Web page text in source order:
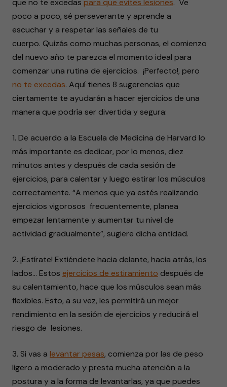
que no te excedas para que evites lesiones. Ve
poco a poco, sé perseverante y aprende a
escuchar y a respetar las señales de tu
cuerpo. Quizás como muchas personas, el comienzo
del nuevo año te parezca el momento ideal para
comenzar una rutina de ejercicios. ¡Perfecto!, pero
no te excedas. Aquí tienes 8 sugerencias que
ciertamente te ayudarán a hacer ejercicios de una
manera que podría ser divertida y segura:
1. De acuerdo a la Escuela de Medicina de Harvard lo
más importante es dedicar, por lo menos, diez
minutos antes y después de cada sesión de
ejercicios, para calentar y luego estirar los músculos
correctamente. “A menos que ya estés realizando
ejercicios vigorosos frecuentemente, planea
empezar lentamente y aumentar tu nivel de
actividad gradualmente”, sugiere dicha entidad.
2. ¡Estírate! Extiéndete hacia delante, hacia atrás, los
lados… Estos ejercicios de estiramiento después de
su calentamiento, hace que los músculos sean más
flexibles. Esto, a su vez, les permitirá un mejor
rendimiento en la sesión de ejercicios y reducirá el
riesgo de lesiones.
3. Si vas a levantar pesas, comienza por las de peso
ligero a moderado y presta mucha atención a la
postura y a la forma de levantarlas, ya que puedes